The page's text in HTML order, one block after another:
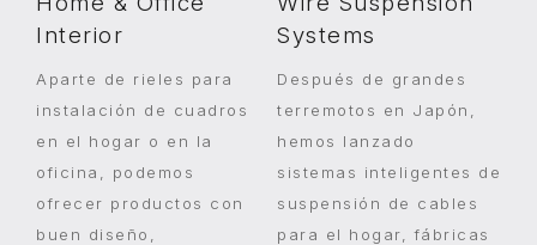
Interior
Aparte de rieles para
instalación de cuadros
en el hogar o en la
oficina, podemos
ofrecer productos con
buen diseño,
Systems
Después de grandes
terremotos en Japón,
hemos lanzado
sistemas inteligentes de
suspensión de cables
para el hogar, fábricas